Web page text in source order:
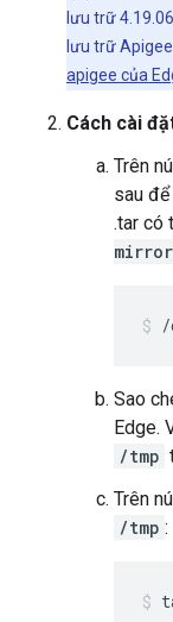
lưu trữ
lưu trữ
apigee của
Cách cài
Trên
sau
.tar có
/
Sao
Edge.
/tmp
Trên
/tmp :